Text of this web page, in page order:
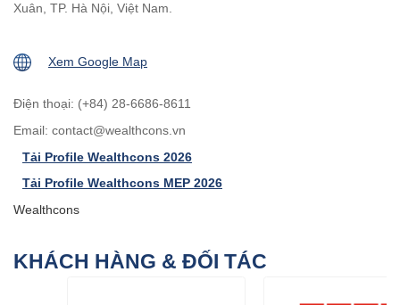
Xuân, TP. Hà Nội, Việt Nam.
Xem Google Map
Điện thoại: (+84) 28-6686-8611
Email: contact@wealthcons.vn
Tải Profile Wealthcons 2026
Tải Profile Wealthcons MEP 2026
Wealthcons
KHÁCH HÀNG & ĐỐI TÁC